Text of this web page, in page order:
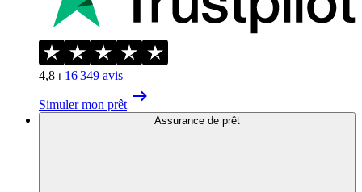
4,8 ⏐ 16 349 avis
Simuler mon prêt
Assurance de prêt